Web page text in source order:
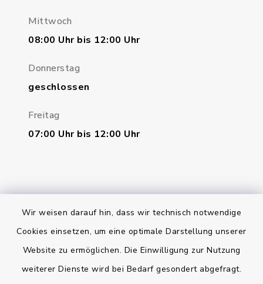
Wir weisen darauf hin, dass wir technisch notwendige
Cookies einsetzen, um eine optimale Darstellung unserer
Website zu ermöglichen. Die Einwilligung zur Nutzung
weiterer Dienste wird bei Bedarf gesondert abgefragt.
Mittwoch
08:00 Uhr bis 12:00 Uhr
Donnerstag
geschlossen
Freitag
07:00 Uhr bis 12:00 Uhr
Bankverbindung